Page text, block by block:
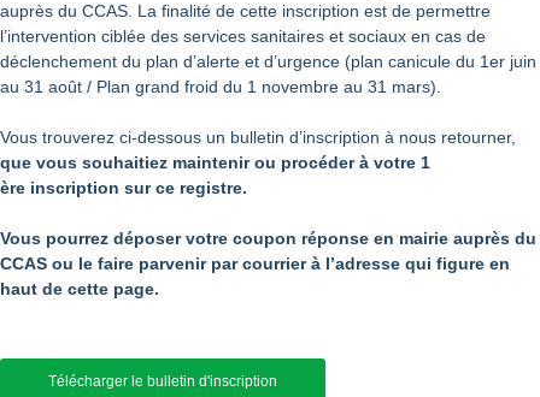
auprès du CCAS. La finalité de cette inscription est de permettre
l’intervention ciblée des services sanitaires et sociaux en cas de
déclenchement du plan d’alerte et d’urgence (plan canicule du 1er juin
au 31 août / Plan grand froid du 1 novembre au 31 mars).
Vous trouverez ci-dessous un bulletin d’inscription à nous retourner,
que vous souhaitiez maintenir ou procéder à votre 1
ère inscription sur ce registre.
Vous pourrez déposer votre coupon réponse en mairie auprès du
CCAS ou le faire parvenir par courrier à l’adresse qui figure en
haut de cette page.
Télécharger le bulletin d'inscription